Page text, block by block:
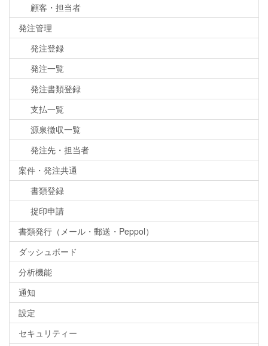
顧客・担当者
発注管理
発注登録
発注一覧
発注書類登録
支払一覧
源泉徴収一覧
発注先・担当者
案件・発注共通
書類登録
捉印申請
書類発行（メール・郵送・Peppol）
ダッシュボード
分析機能
通知
設定
セキュリティー